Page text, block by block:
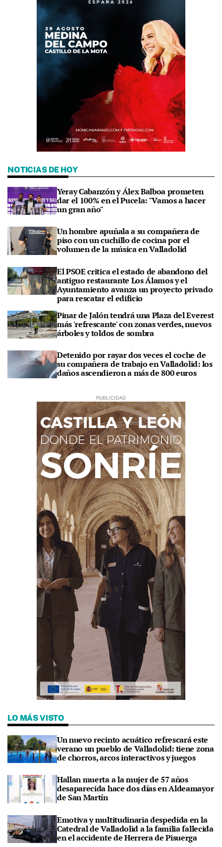
NOTICIAS DE HOY
Yeray Cabanzón y Álex Balboa prometen
dar el 100% en el Pucela: "Vamos a hacer
un gran año"
Un hombre apuñala a su compañera de
piso con un cuchillo de cocina por el
volumen de la música en Valladolid
El PSOE critica el estado de abandono del
antiguo restaurante Los Álamos y el
Ayuntamiento avanza un proyecto privado
para rescatar el edificio
Pinar de Jalón tendrá una Plaza del Everest
más 'refrescante' con zonas verdes, nuevos
árboles y toldos de sombra
Detenido por rayar dos veces el coche de
su compañera de trabajo en Valladolid: los
daños ascendieron a más de 800 euros
LO MÁS VISTO
Un nuevo recinto acuático refrescará este
verano un pueblo de Valladolid: tiene zona
de chorros, arcos interactivos y juegos
Hallan muerta a la mujer de 57 años
desaparecida hace dos días en Aldeamayor
de San Martín
Emotiva y multitudinaria despedida en la
Catedral de Valladolid a la familia fallecida
en el accidente de Herrera de Pisuerga